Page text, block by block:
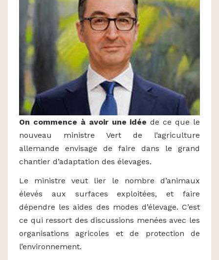
On commence à avoir une idée de ce que le
nouveau ministre Vert de l’agriculture
allemande envisage de faire dans le grand
chantier d’adaptation des élevages.
Le ministre veut lier le nombre d’animaux
élevés aux surfaces exploitées, et faire
dépendre les aides des modes d’élevage. C’est
ce qui ressort des discussions menées avec les
organisations agricoles et de protection de
l’environnement.